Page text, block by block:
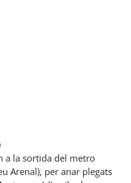
a la sortida del metro
Arenal), per anar plegats